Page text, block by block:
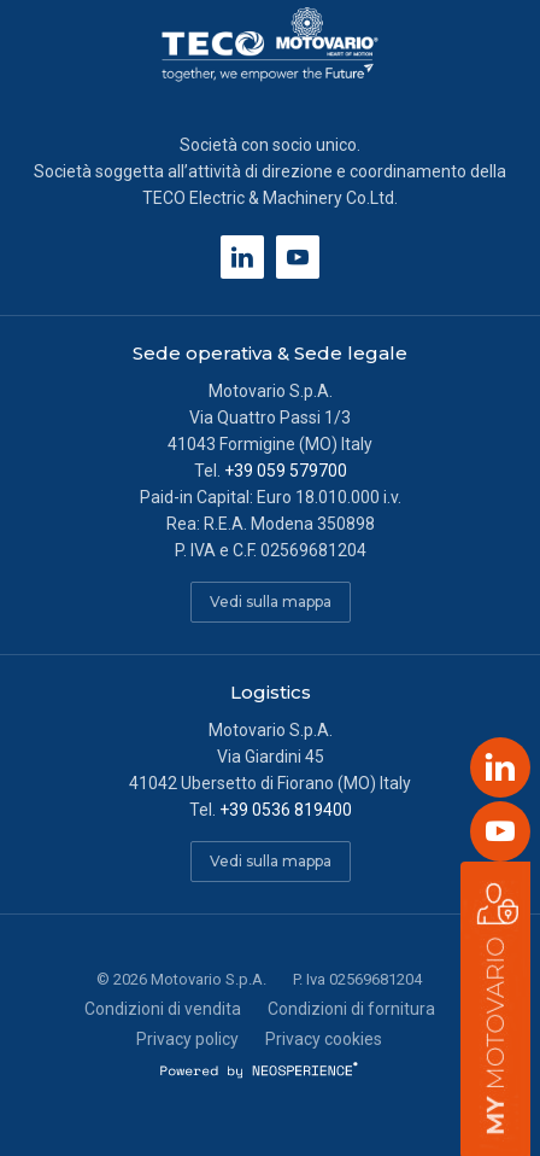
Società con socio unico.
Società soggetta all’attività di direzione e coordinamento della
TECO Electric & Machinery Co.Ltd.
Sede operativa & Sede legale
Motovario S.p.A.
Via Quattro Passi 1/3
41043 Formigine (MO) Italy
Tel. +39 059 579700
Paid-in Capital: Euro 18.010.000 i.v.
Rea: R.E.A. Modena 350898
P. IVA e C.F. 02569681204
Vedi sulla mappa
Logistics
Motovario S.p.A.
Via Giardini 45
41042 Ubersetto di Fiorano (MO) Italy
Tel. +39 0536 819400
Vedi sulla mappa
©2026 Motovario S.p.A. P. Iva 02569681204
Condizioni di vendita
Condizioni di fornitura
Privacy policy
Privacy cookies